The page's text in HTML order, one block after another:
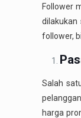
Follower
follower,
Salah
harga